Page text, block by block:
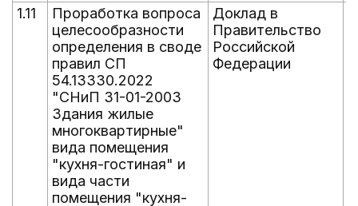
1.11
Проработка вопроса
целесообразности
определения в своде
правил СП
54.13330.2022
"СНиП 31-01-2003
Здания жилые
многоквартирные"
вида помещения
"кухня-гостиная" и
вида части
помещения "кухня-
Доклад в
Правительство
Российской
Федерации